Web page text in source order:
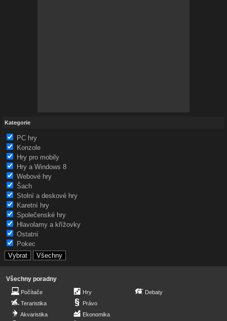
Kategorie
PC hry
Konzole
Hry pro mobily
Hry a Windows 8
Webové hry
Šach
Stolní a deskové hry
Karetní hry
Společenské hry
Hlavolamy a křížovky
Ostatní
Pokec
Všechny poradny
Počítače
Teraristika
Akvaristika
Hry
Právo
Ekonomika
Debaty